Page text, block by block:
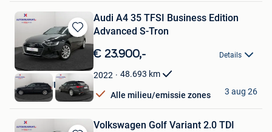
Bewaren
in
Mijn
Favorieten
Audi A4 35 TFSI Business Edition
Advanced S-Tron
€ 23.900,- Details
2022 48.693 km
Alle milieu/emissie zones
AUTOKRUISPUNT
Tielt
3 aug 26
Volkswagen Golf Variant 2.0 TDI